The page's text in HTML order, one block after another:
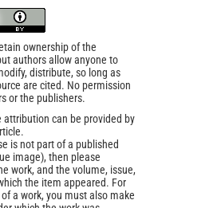
ownership of the
authors allow anyone to
distribute, so long as
are cited. No permission
or the publishers.
can be provided by
is not part of a published
image), then please
work, and the volume, issue,
the item appeared. For
a work, you must also make